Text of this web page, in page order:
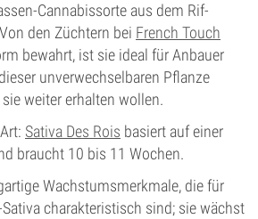
Cannabissorte aus dem Rif-
den Züchtern bei French Touch
bewahrt, ist sie ideal für Anbauer
unverwechselbaren Pflanze
weiter erhalten wollen.
Sativa Des Rois basiert auf einer
braucht 10 bis 11 Wochen.
Wachstumsmerkmale, die für
charakteristisch sind; sie wächst